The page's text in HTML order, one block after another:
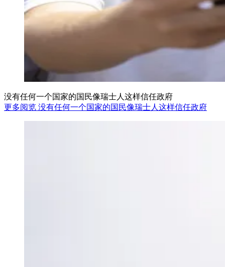
没有任何一个国家的国民像瑞士人这样信任政府
更多阅览 没有任何一个国家的国民像瑞士人这样信任政府